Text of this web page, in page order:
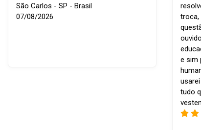
São Carlos - SP - Brasil
07/08/2026
troca,
e sim
tudo